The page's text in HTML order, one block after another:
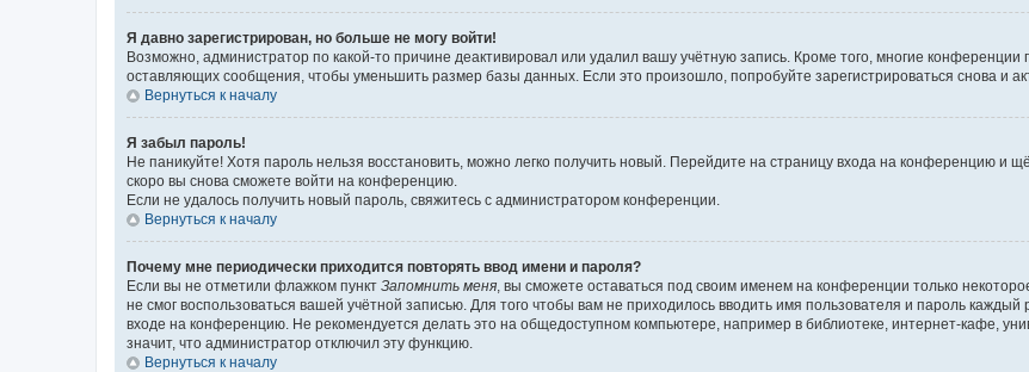
Я давно зарегистрирован, но больше не могу войти!
Возможно, администратор по какой-то причине деактивировал или удалил вашу учётную запись. Кроме того, многие
оставляющих сообщения, чтобы уменьшить размер базы данных. Если это произошло, попробуйте зарегистрироваться снова и
Вернуться к началу
Я забыл пароль!
Не паникуйте! Хотя пароль нельзя восстановить, можно легко получить новый. Перейдите на страницу входа на конференцию и
скоро вы снова сможете войти на конференцию.
Если не удалось получить новый пароль, свяжитесь с администратором конференции.
Вернуться к началу
Почему мне периодически приходится повторять ввод имени и пароля?
Если вы не отметили флажком пункт Запомнить меня , вы сможете оставаться под своим именем на конференции только
не смог воспользоваться вашей учётной записью. Для того чтобы вам не приходилось вводить имя пользователя и пароль
входе на конференцию. Не рекомендуется делать это на общедоступном компьютере, например в библиотеке, интернет-кафе,
значит, что администратор отключил эту функцию.
Вернуться к началу